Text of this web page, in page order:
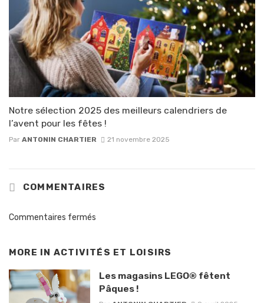
Notre sélection 2025 des meilleurs calendriers de
l’avent pour les fêtes !
Par ANTONIN CHARTIER 21 novembre 2025
COMMENTAIRES
Commentaires fermés
MORE IN ACTIVITÉS ET LOISIRS
Les magasins LEGO® fêtent
Pâques !